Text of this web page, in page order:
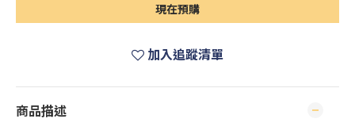
現在預購
加入追蹤清單
商品描述